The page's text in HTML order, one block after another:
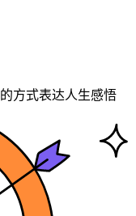
方式表达人生感悟